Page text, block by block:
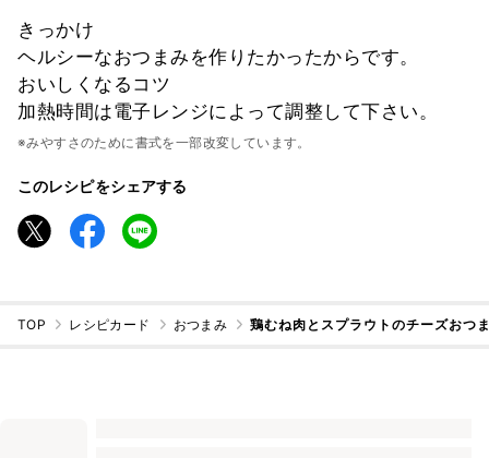
きっかけ
ヘルシーなおつまみを作りたかったからです。
おいしくなるコツ
加熱時間は電子レンジによって調整して下さい。
※みやすさのために書式を一部改変しています。
このレシピをシェアする
TOP レシピカード おつまみ 鶏むね肉とスプラウトのチーズおつ